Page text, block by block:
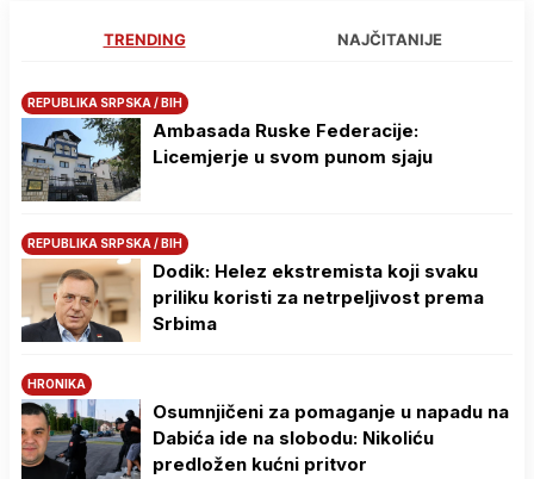
TRENDING NAJČITANIJE
REPUBLIKA SRPSKA / BIH
Ambasada Ruske Federacije:
Licemjerje u svom punom sjaju
REPUBLIKA SRPSKA / BIH
Dodik: Helez ekstremista koji svaku
priliku koristi za netrpeljivost prema
Srbima
HRONIKA
Osumnjičeni za pomaganje u napadu na
Dabića ide na slobodu: Nikoliću
predložen kućni pritvor